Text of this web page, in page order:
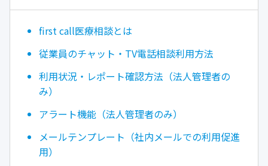
first call医療相談とは
従業員のチャット・TV電話相談利用方法
利用状況・レポート確認方法（法人管理者の
み）
アラート機能（法人管理者のみ）
メールテンプレート（社内メールでの利用促進
用）